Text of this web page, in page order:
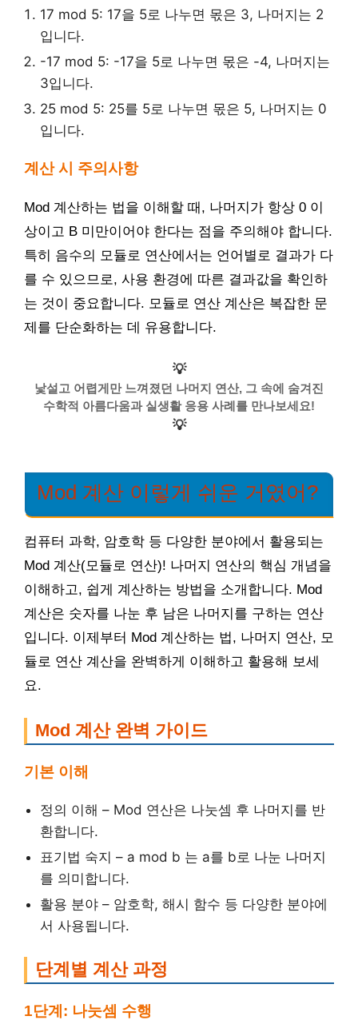
17 mod 5: 17을 5로 나누면 몫은 3, 나머지는 2
입니다.
-17 mod 5: -17을 5로 나누면 몫은 -4, 나머지는
3입니다.
25 mod 5: 25를 5로 나누면 몫은 5, 나머지는 0
입니다.
계산 시 주의사항
Mod 계산하는 법을 이해할 때, 나머지가 항상 0 이
상이고 B 미만이어야 한다는 점을 주의해야 합니다.
특히 음수의 모듈로 연산에서는 언어별로 결과가 다
를 수 있으므로, 사용 환경에 따른 결과값을 확인하
는 것이 중요합니다. 모듈로 연산 계산은 복잡한 문
제를 단순화하는 데 유용합니다.
💡
낯설고 어렵게만 느껴졌던 나머지 연산, 그 속에 숨겨진
수학적 아름다움과 실생활 응용 사례를 만나보세요!
💡
Mod 계산 이렇게 쉬운 거였어?
컴퓨터 과학, 암호학 등 다양한 분야에서 활용되는
Mod 계산(모듈로 연산)! 나머지 연산의 핵심 개념을
이해하고, 쉽게 계산하는 방법을 소개합니다. Mod
계산은 숫자를 나눈 후 남은 나머지를 구하는 연산
입니다. 이제부터 Mod 계산하는 법, 나머지 연산, 모
듈로 연산 계산을 완벽하게 이해하고 활용해 보세
요.
Mod 계산 완벽 가이드
기본 이해
정의 이해 – Mod 연산은 나눗셈 후 나머지를 반
환합니다.
표기법 숙지 – a mod b 는 a를 b로 나눈 나머지
를 의미합니다.
활용 분야 – 암호학, 해시 함수 등 다양한 분야에
서 사용됩니다.
단계별 계산 과정
1단계: 나눗셈 수행